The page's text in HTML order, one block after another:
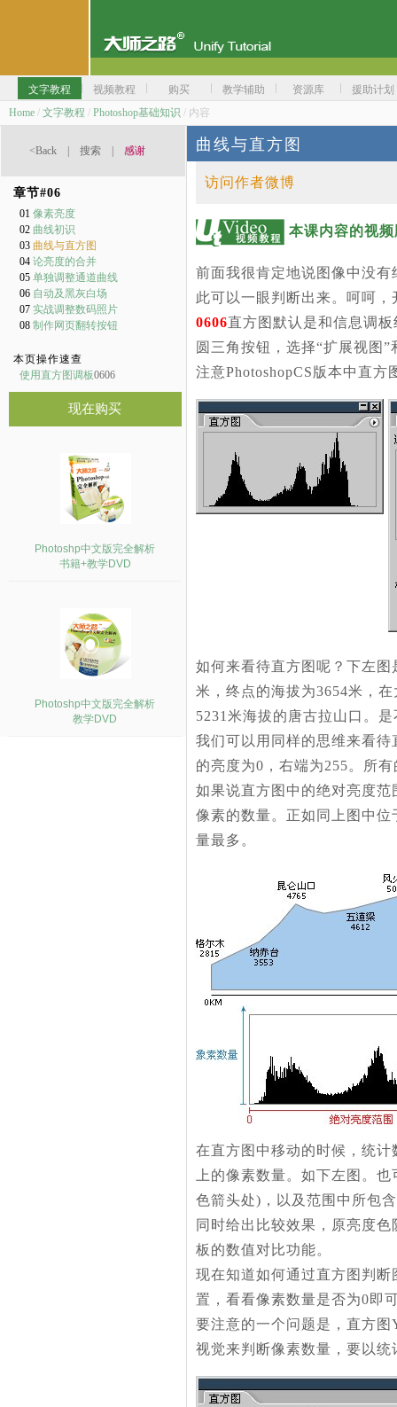
文字教程 视频教程 购买 教学辅助 资源库
援助计划
Home / 文字教程 / Photoshop基础知识 / 内容
<Back 搜索 感谢
章节#06
01 像素亮度
02 曲线初识
03 曲线与直方图
04 论亮度的合并
05 单独调整通道曲线
06 自动及黑灰白场
07 实战调整数码照片
08 制作网页翻转按钮
本页操作速查
使用直方图调板0606
现在购买
Photoshp中文版完全解析
书籍+教学DVD
Photoshp中文版完全解析
教学DVD
曲线与直方图
访问作者微博
本课内容的视
前面我很肯定地说图像中没
此可以一眼判断出来。呵呵
0606直方图默认是和信息调
圆三角按钮，选择“扩展视图
注意PhotoshopCS版本中直
如何来看待直方图呢？下左
米，终点的海拔为3654米，
5231米海拔的唐古拉山口。
我们可以用同样的思维来看
的亮度为0，右端为255。所
如果说直方图中的绝对亮度
像素的数量。正如同上图中
量最多。
在直方图中移动的时候，统
上的像素数量。如下左图。
色箭头处)，以及范围中所包
同时给出比较效果，原亮度
板的数值对比功能。
现在知道如何通过直方图判
置，看看像素数量是否为0即
要注意的一个问题是，直方
视觉来判断像素数量，要以统